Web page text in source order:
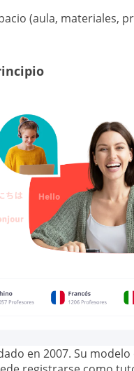
(aula, materiales,
en 2007. Su